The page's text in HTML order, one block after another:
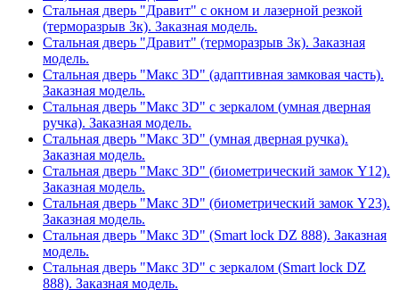
Стальная дверь "Дравит" с окном и лазерной резкой
(терморазрыв 3к). Заказная модель.
Стальная дверь "Дравит" (терморазрыв 3к). Заказная
модель.
Стальная дверь "Макс 3D" (адаптивная замковая часть).
Заказная модель.
Стальная дверь "Макс 3D" с зеркалом (умная дверная
ручка). Заказная модель.
Стальная дверь "Макс 3D" (умная дверная ручка).
Заказная модель.
Стальная дверь "Макс 3D" (биометрический замок Y12).
Заказная модель.
Стальная дверь "Макс 3D" (биометрический замок Y23).
Заказная модель.
Стальная дверь "Макс 3D" (Smart lock DZ 888). Заказная
модель.
Стальная дверь "Макс 3D" с зеркалом (Smart lock DZ
888). Заказная модель.